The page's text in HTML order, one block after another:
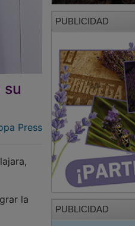
su
Press
la
PUBLICIDAD
PUBLICIDAD